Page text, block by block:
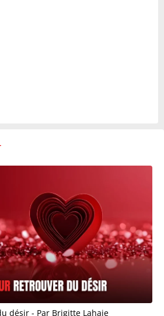
désir - Par Brigitte Lahaie